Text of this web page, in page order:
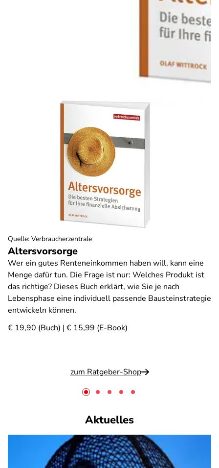
Altersvorsorge
Wer ein gutes Renteneinkommen haben will, kann eine
Menge dafür tun. Die Frage ist nur: Welches Produkt ist
das richtige? Dieses Buch erklärt, wie Sie je nach
Lebensphase eine individuell passende Bausteinstrategie
entwickeln können.
€ 19,90 (Buch) | € 15,99 (E-Book)
zum Ratgeber-Shop
Quelle: Verbraucherzentrale
Aktuelles